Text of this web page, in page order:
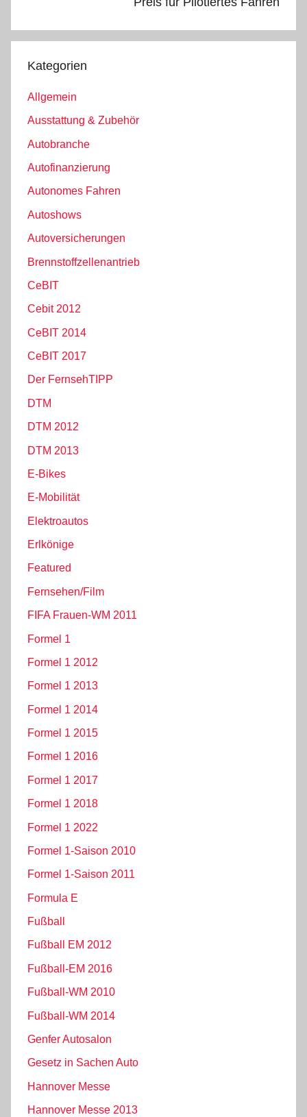
Kategorien
Allgemein
Ausstattung & Zubehör
Autobranche
Autofinanzierung
Autonomes Fahren
Autoshows
Autoversicherungen
Brennstoffzellenantrieb
CeBIT
Cebit 2012
CeBIT 2014
CeBIT 2017
Der FernsehTIPP
DTM
DTM 2012
DTM 2013
E-Bikes
E-Mobilität
Elektroautos
Erlkönige
Featured
Fernsehen/Film
FIFA Frauen-WM 2011
Formel 1
Formel 1 2012
Formel 1 2013
Formel 1 2014
Formel 1 2015
Formel 1 2016
Formel 1 2017
Formel 1 2018
Formel 1 2022
Formel 1-Saison 2010
Formel 1-Saison 2011
Formula E
Fußball
Fußball EM 2012
Fußball-EM 2016
Fußball-WM 2010
Fußball-WM 2014
Genfer Autosalon
Gesetz in Sachen Auto
Hannover Messe
Hannover Messe 2013